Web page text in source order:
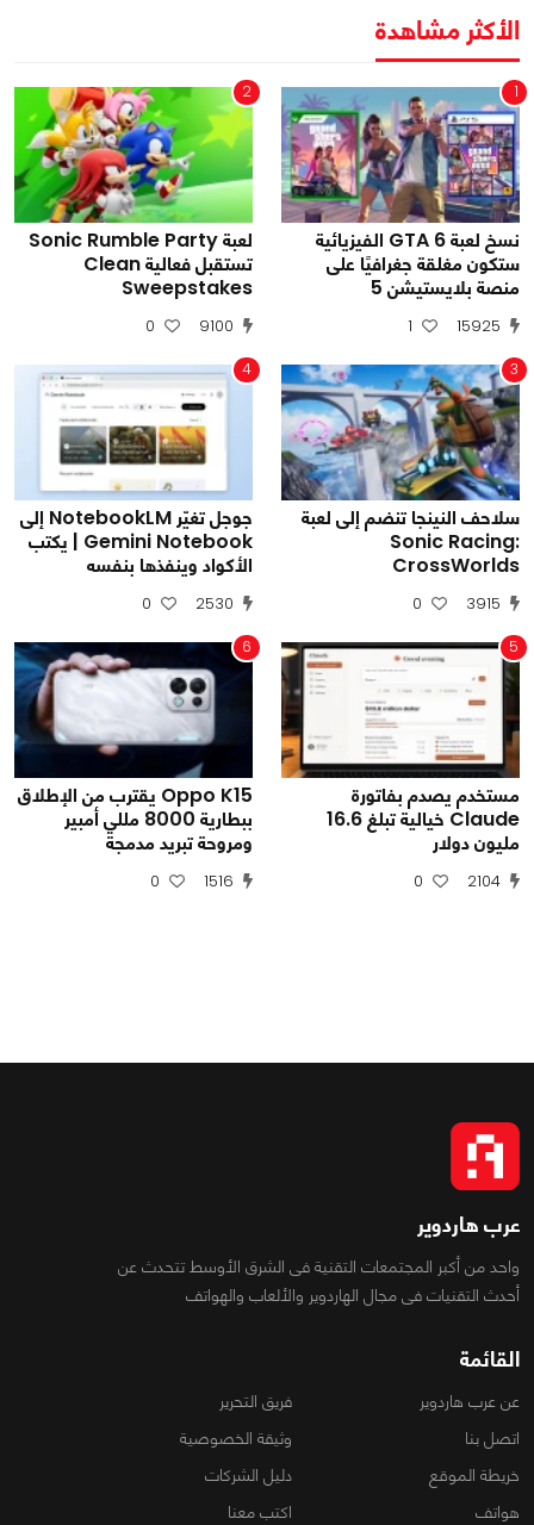
الأكثر مشاهدة
1
نسخ لعبة GTA 6 الفيزيائية
ستكون مغلقة جغرافيًا على
منصة بلايستيشن 5
15925
1
2
لعبة Sonic Rumble Party
تستقبل فعالية Clean
Sweepstakes
9100
0
3
سلاحف النينجا تنضم إلى لعبة
Sonic Racing:
CrossWorlds
3915
0
4
جوجل تغيّر NotebookLM إلى
Gemini Notebook | يكتب
الأكواد وينفذها بنفسه
2530
0
5
مستخدم يصدم بفاتورة
Claude خيالية تبلغ 16.6
مليون دولار
2104
0
6
Oppo K15 يقترب من الإطلاق
ببطارية 8000 مللي أمبير
ومروحة تبريد مدمجة
1516
0
عرب هاردوير
واحد من أكبر المجتمعات التقنية فى الشرق الأوسط تتحدث عن
أحدث التقنيات فى مجال الهاردوير والألعاب والهواتف
القائمة
عن عرب هاردوير
فريق التحرير
اتصل بنا
وثيقة الخصوصية
خريطة الموقع
دليل الشركات
هواتف
اكتب معنا